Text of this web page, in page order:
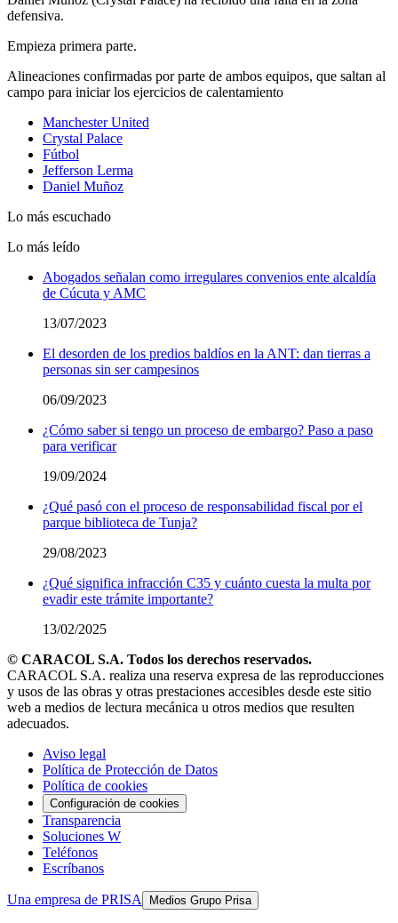
defensiva.
Empieza primera parte.
Alineaciones confirmadas por parte de ambos equipos, que saltan al
campo para iniciar los ejercicios de calentamiento
Manchester United
Crystal Palace
Fútbol
Jefferson Lerma
Daniel Muñoz
Lo más escuchado
Lo más leído
Abogados señalan como irregulares convenios ente alcaldía
de Cúcuta y AMC
13/07/2023
El desorden de los predios baldíos en la ANT: dan tierras a
personas sin ser campesinos
06/09/2023
¿Cómo saber si tengo un proceso de embargo? Paso a paso
para verificar
19/09/2024
¿Qué pasó con el proceso de responsabilidad fiscal por el
parque biblioteca de Tunja?
29/08/2023
¿Qué significa infracción C35 y cuánto cuesta la multa por
evadir este trámite importante?
13/02/2025
© CARACOL S.A. Todos los derechos reservados.
CARACOL S.A. realiza una reserva expresa de las reproducciones
y usos de las obras y otras prestaciones accesibles desde este sitio
web a medios de lectura mecánica u otros medios que resulten
adecuados.
Aviso legal
Política de Protección de Datos
Política de cookies
Configuración de cookies
Transparencia
Soluciones W
Teléfonos
Escríbanos
Una empresa de PRISA Medios Grupo Prisa